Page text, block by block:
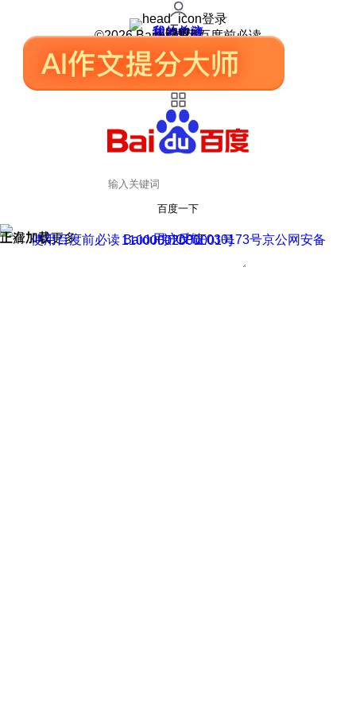
登录
我的关注
我的收藏
皮肤中心
用户反馈
设置
©2026 Baidu 使用百度前必读
百度一下
正在加载
上滑加载更多 用户反馈
使用百度前必读 Baidu 京ICP证030173号
京公网安备11000002000001号